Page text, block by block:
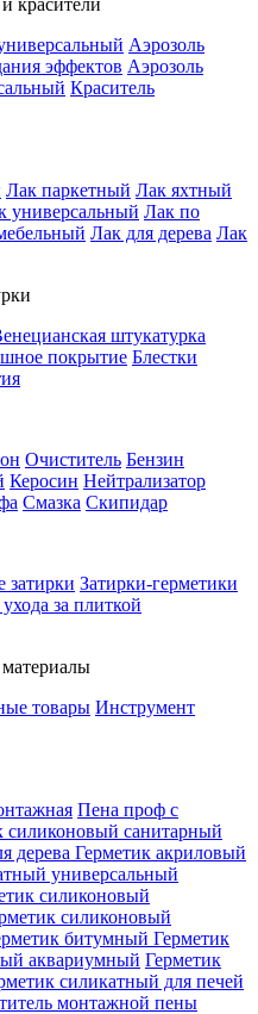
красители
Аэрозоль
эффектов Аэрозоль
Краситель
Лак паркетный Лак яхтный
универсальный Лак по
Лак для дерева Лак
штукатурка
покрытие Блестки
Очиститель Бензин
Керосин Нейтрализатор
Смазка Скипидар
затирки Затирки-герметики
за плиткой
товары Инструмент
Пена проф с
силиконовый санитарный
дерева Герметик акриловый
универсальный
силиконовый
силиконовый
битумный Герметик
аквариумный Герметик
силикатный для печей
монтажной пены